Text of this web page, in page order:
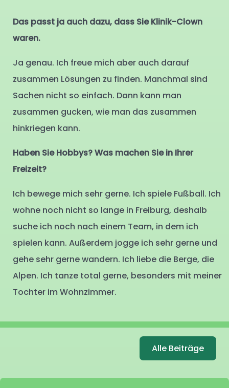
Das passt ja auch dazu, dass Sie Klinik-Clown
waren.
Ja genau. Ich freue mich aber auch darauf
zusammen Lösungen zu finden. Manchmal sind
Sachen nicht so einfach. Dann kann man
zusammen gucken, wie man das zusammen
hinkriegen kann.
Haben Sie Hobbys? Was machen Sie in Ihrer
Freizeit?
Ich bewege mich sehr gerne. Ich spiele Fußball. Ich
wohne noch nicht so lange in Freiburg, deshalb
suche ich noch nach einem Team, in dem ich
spielen kann. Außerdem jogge ich sehr gerne und
gehe sehr gerne wandern. Ich liebe die Berge, die
Alpen. Ich tanze total gerne, besonders mit meiner
Tochter im Wohnzimmer.
Alle Beiträge